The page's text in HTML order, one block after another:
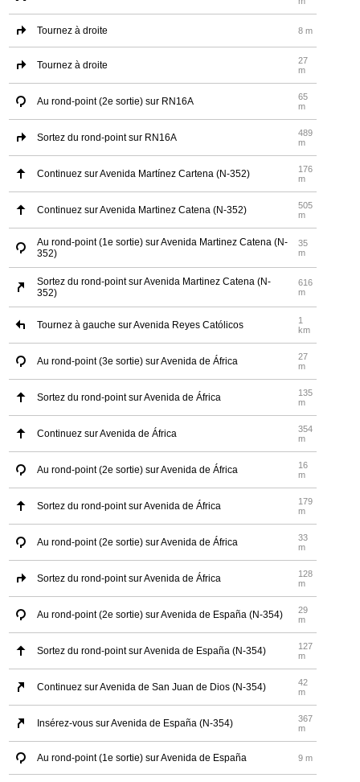
Tournez à droite 8 m
Tournez à droite
27
m
Au rond-point (2e sortie) sur RN16A
65
m
Sortez du rond-point sur RN16A
489
m
Continuez sur Avenida Martínez Cartena (N-352)
176
m
Continuez sur Avenida Martinez Catena (N-352)
505
m
Au rond-point (1e sortie) sur Avenida Martinez Catena (N-
352)
35
m
Sortez du rond-point sur Avenida Martinez Catena (N-
352)
616
m
Tournez à gauche sur Avenida Reyes Católicos
1
km
Au rond-point (3e sortie) sur Avenida de África
27
m
Sortez du rond-point sur Avenida de África
135
m
Continuez sur Avenida de África
354
m
Au rond-point (2e sortie) sur Avenida de África
16
m
Sortez du rond-point sur Avenida de África
179
m
Au rond-point (2e sortie) sur Avenida de África
33
m
Sortez du rond-point sur Avenida de África
128
m
Au rond-point (2e sortie) sur Avenida de España (N-354)
29
m
Sortez du rond-point sur Avenida de España (N-354)
127
m
Continuez sur Avenida de San Juan de Dios (N-354)
42
m
Insérez-vous sur Avenida de España (N-354)
367
m
Au rond-point (1e sortie) sur Avenida de España 9 m